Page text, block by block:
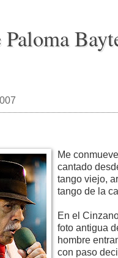
Me
cantado
tango viejo,
tango de la
En el
foto antigua
hombre
con paso